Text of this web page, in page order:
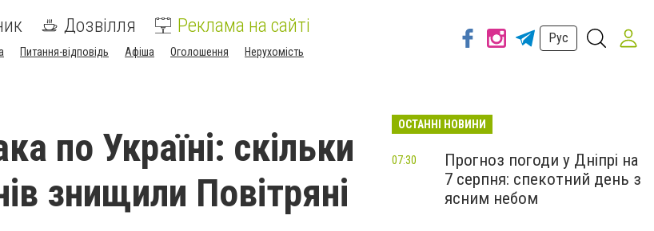
Дозвілля Реклама на сайті
Питання-відповідь Афіша Оголошення Нерухомість
Рус
по Україні: скільки
знищили Повітряні
ОСТАННІ НОВИНИ
Прогноз погоди у Дніпрі на
7 серпня: спекотний день з
ясним небом
07:30